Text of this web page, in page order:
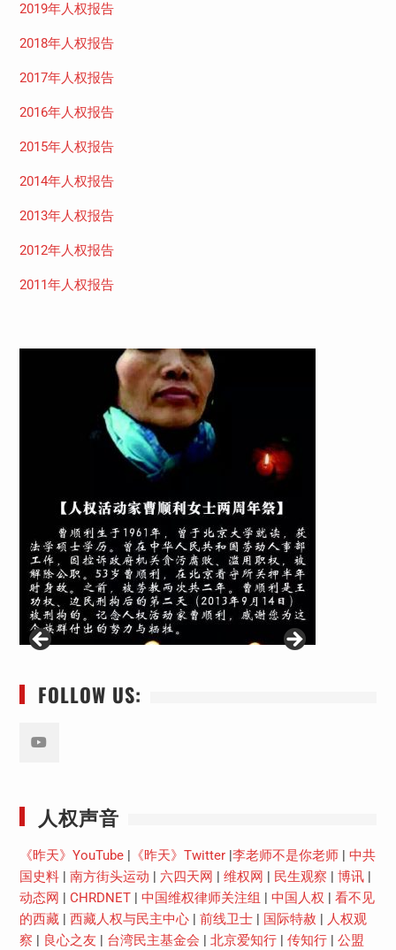
2019年人权报告
2018年人权报告
2017年人权报告
2016年人权报告
2015年人权报告
2014年人权报告
2013年人权报告
2012年人权报告
2011年人权报告
FOLLOW US:
人权声音
《昨天》YouTube| 《昨天》Twitter| 李老师不是你老师| 中共
国史料| 南方街头运动 六四天网 维权网 民生观察 博讯|
动态网
CHRDNET| 中国维权律师关注组 中国人权
看不见
的西藏| 西藏人权与民主中心| 前线卫士| 国际特赦
人权观
察
良心之友 台湾民主基金会 北京爱知行| 传知行| 公盟